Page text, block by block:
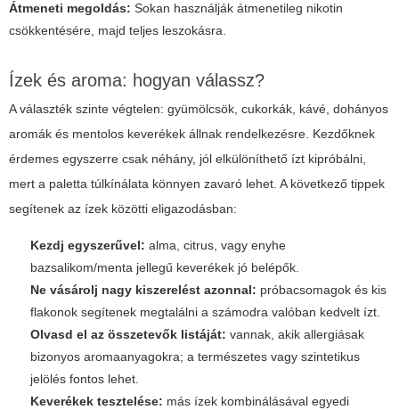
Átmeneti megoldás: Sokan használják átmenetileg nikotin
csökkentésére, majd teljes leszokásra.
Ízek és aroma: hogyan válassz?
A választék szinte végtelen: gyümölcsök, cukorkák, kávé, dohányos
aromák és mentolos keverékek állnak rendelkezésre. Kezdőknek
érdemes egyszerre csak néhány, jól elkülöníthető ízt kipróbálni,
mert a paletta túlkínálata könnyen zavaró lehet. A következő tippek
segítenek az ízek közötti eligazodásban:
Kezdj egyszerűvel: alma, citrus, vagy enyhe
bazsalikom/menta jellegű keverékek jó belépők.
Ne vásárolj nagy kiszerelést azonnal: próbacsomagok és kis
flakonok segítenek megtalálni a számodra valóban kedvelt ízt.
Olvasd el az összetevők listáját: vannak, akik allergiásak
bizonyos aromaanyagokra; a természetes vagy szintetikus
jelölés fontos lehet.
Keverékek tesztelése: más ízek kombinálásával egyedi